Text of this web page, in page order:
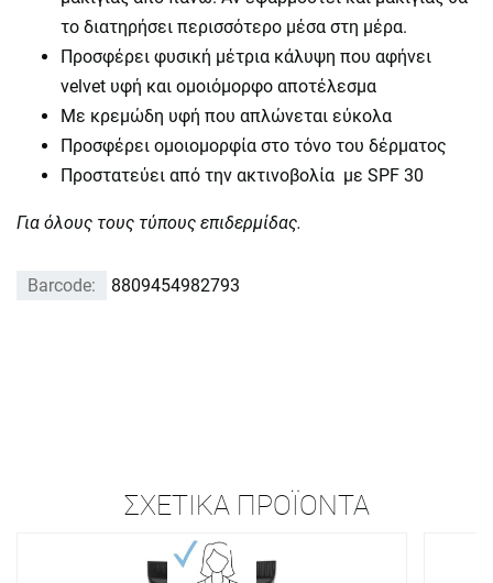
το διατηρήσει περισσότερο μέσα στη μέρα.
Προσφέρει φυσική μέτρια κάλυψη που αφήνει
velvet υφή και ομοιόμορφο αποτέλεσμα
Με κρεμώδη υφή που απλώνεται εύκολα
Προσφέρει ομοιομορφία στο τόνο του δέρματος
Προστατεύει από την ακτινοβολία με SPF 30
Για όλους τους τύπους επιδερμίδας.
Barcode: 8809454982793
ΣΧΕΤΙΚΆ ΠΡΟΪΌΝΤΑ